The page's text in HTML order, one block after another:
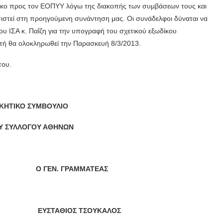
προς τον ΕΟΠΥΥ λόγω της διακοπής των συμβάσεων τους και
στη προηγούμενη συνάντηση μας. Οι συνάδελφοι δύναται να
ΙΣΑ κ. Παΐζη για την υπογραφή του σχετικού εξωδίκου
θα ολοκληρωθεί την Παρασκευή 8/3/2013.
ΣΥΜΒΟΥΛΙΟ
ΣΥΛΛΟΓΟΥ ΑΘΗΝΩΝ
ΓΕΝ. ΓΡΑΜΜΑΤΕΑΣ
ΕΥΣΤΑΘΙΟΣ ΤΣΟΥΚΑΛΟΣ